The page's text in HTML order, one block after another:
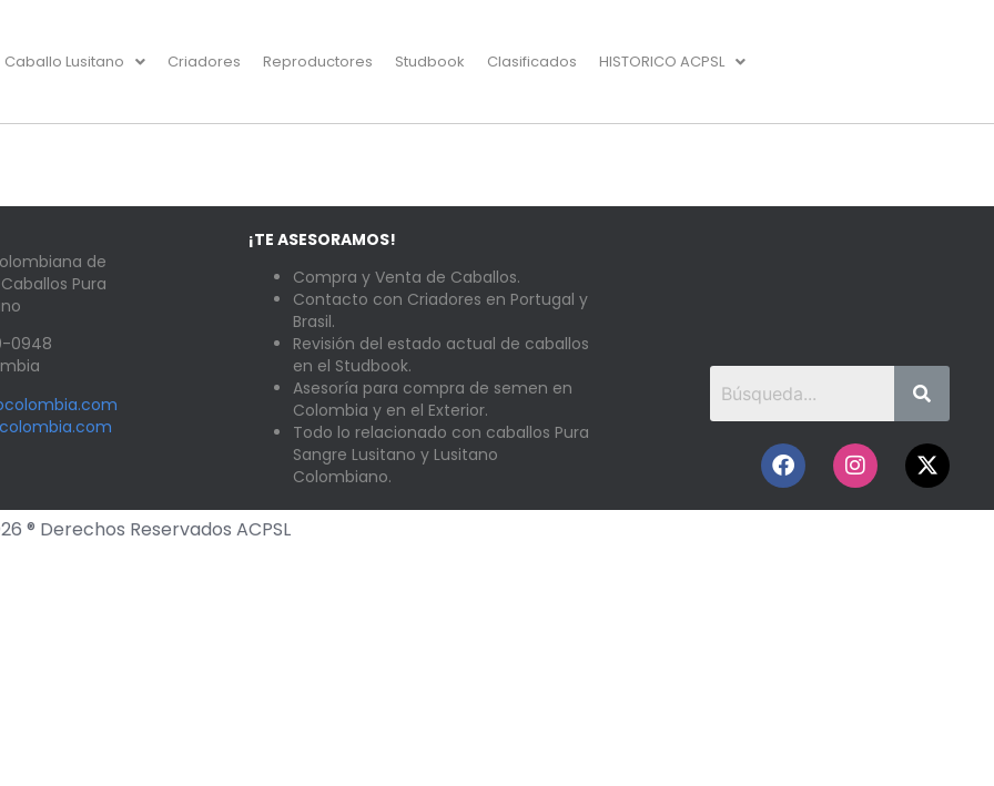
Caballo Lusitano Criadores Reproductores Studbook Clasificados HISTORICO ACPSL
de
Pura
0948
¡TE ASESORAMOS!
Compra y Venta de Caballos.
Contacto con Criadores en Portugal y
Brasil.
Revisión del estado actual de caballos
en el Studbook.
Asesoría para compra de semen en
Colombia y en el Exterior.
Todo lo relacionado con caballos Pura
Sangre Lusitano y Lusitano
Colombiano.
® Derechos Reservados ACPSL